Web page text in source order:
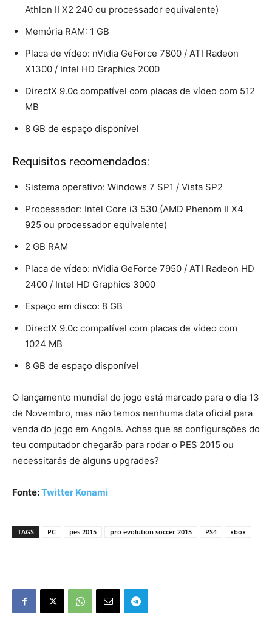
Athlon II X2 240 ou processador equivalente)
Memória RAM: 1 GB
Placa de vídeo: nVidia GeForce 7800 / ATI Radeon
X1300 / Intel HD Graphics 2000
DirectX 9.0c compatível com placas de vídeo com 512
MB
8 GB de espaço disponível
Requisitos recomendados:
Sistema operativo: Windows 7 SP1 / Vista SP2
Processador: Intel Core i3 530 (AMD Phenom II X4
925 ou processador equivalente)
2 GB RAM
Placa de vídeo: nVidia GeForce 7950 / ATI Radeon HD
2400 / Intel HD Graphics 3000
Espaço em disco: 8 GB
DirectX 9.0c compatível com placas de vídeo com
1024 MB
8 GB de espaço disponível
O lançamento mundial do jogo está marcado para o dia 13
de Novembro, mas não temos nenhuma data oficial para
venda do jogo em Angola. Achas que as configurações do
teu computador chegarão para rodar o PES 2015 ou
necessitarás de alguns upgrades?
Fonte:Twitter Konami
TAGS PC pes 2015 pro evolution soccer 2015 PS4 xbox